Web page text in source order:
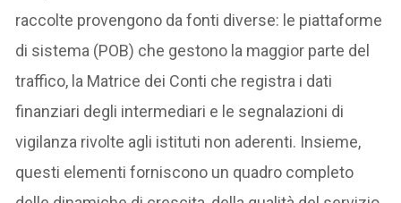
raccolte provengono da fonti diverse: le piattaforme
di sistema (POB) che gestono la maggior parte del
traffico, la Matrice dei Conti che registra i dati
finanziari degli intermediari e le segnalazioni di
vigilanza rivolte agli istituti non aderenti. Insieme,
questi elementi forniscono un quadro completo